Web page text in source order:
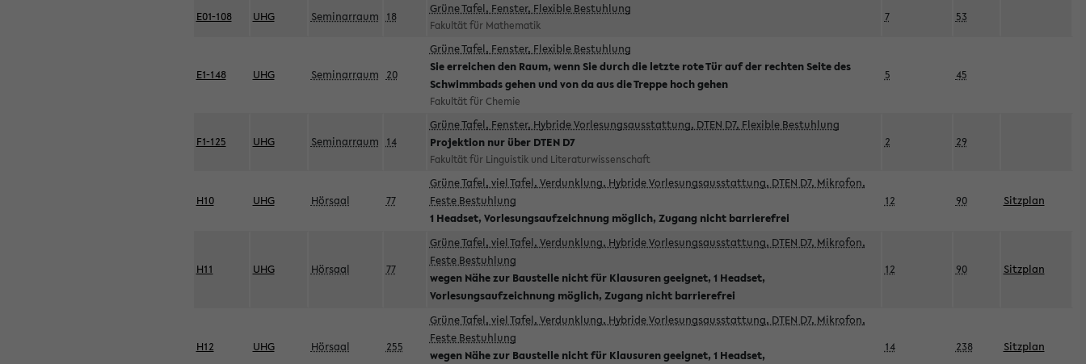
E01-108 UHG Seminarraum 18
Grüne Tafel, Fenster, Flexible Bestuhlung
Fakultät für Mathematik
7 53
E1-148 UHG Seminarraum 20
Grüne Tafel, Fenster, Flexible Bestuhlung
Sie erreichen den Raum, wenn Sie durch die letzte rote Tür auf der rechten Seite des
Schwimmbads gehen und von da aus die Treppe hoch gehen
Fakultät für Chemie
5 45
F1-125 UHG Seminarraum 14
Grüne Tafel, Fenster, Hybride Vorlesungsausstattung, DTEN D7, Flexible Bestuhlung
Projektion nur über DTEN D7
Fakultät für Linguistik und Literaturwissenschaft
2 29
H10 UHG Hörsaal 77
Grüne Tafel, viel Tafel, Verdunklung, Hybride Vorlesungsausstattung, DTEN D7, Mikrofon,
Feste Bestuhlung
1 Headset, Vorlesungsaufzeichnung möglich, Zugang nicht barrierefrei
12 90 Sitzplan
H11 UHG Hörsaal 77
Grüne Tafel, viel Tafel, Verdunklung, Hybride Vorlesungsausstattung, DTEN D7, Mikrofon,
Feste Bestuhlung
wegen Nähe zur Baustelle nicht für Klausuren geeignet, 1 Headset,
Vorlesungsaufzeichnung möglich, Zugang nicht barrierefrei
12 90 Sitzplan
H12 UHG Hörsaal 255
Grüne Tafel, viel Tafel, Verdunklung, Hybride Vorlesungsausstattung, DTEN D7, Mikrofon,
Feste Bestuhlung
wegen Nähe zur Baustelle nicht für Klausuren geeignet, 1 Headset,
14 238 Sitzplan